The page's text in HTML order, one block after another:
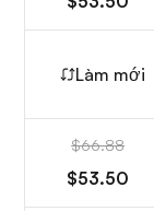
Làm mới
$66.88
$53.50